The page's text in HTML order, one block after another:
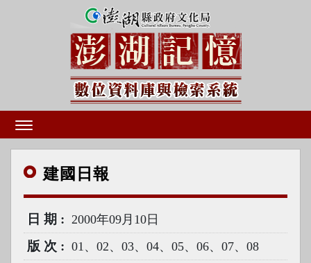
建國 日報
日期 2000年09月10日
版次 01、02、03、04、05、06、07、08